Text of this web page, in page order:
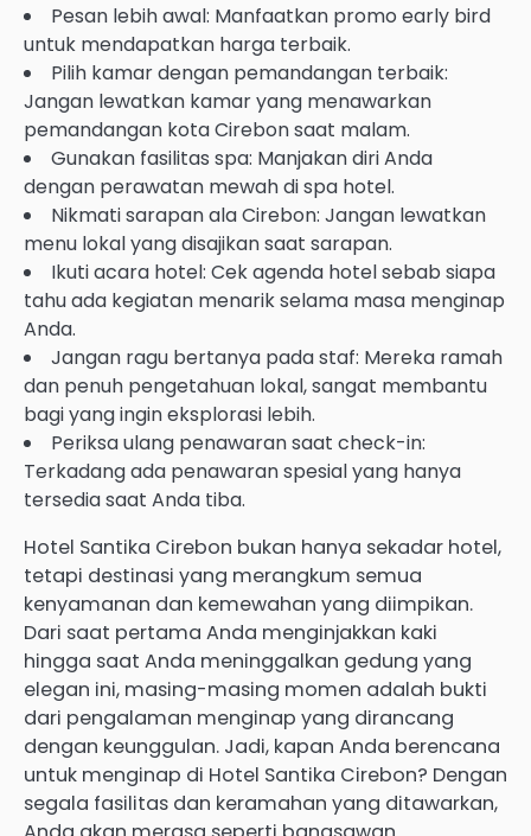
Pesan lebih awal: Manfaatkan promo early bird
untuk mendapatkan harga terbaik.
Pilih kamar dengan pemandangan terbaik:
Jangan lewatkan kamar yang menawarkan
pemandangan kota Cirebon saat malam.
Gunakan fasilitas spa: Manjakan diri Anda
dengan perawatan mewah di spa hotel.
Nikmati sarapan ala Cirebon: Jangan lewatkan
menu lokal yang disajikan saat sarapan.
Ikuti acara hotel: Cek agenda hotel sebab siapa
tahu ada kegiatan menarik selama masa menginap
Anda.
Jangan ragu bertanya pada staf: Mereka ramah
dan penuh pengetahuan lokal, sangat membantu
bagi yang ingin eksplorasi lebih.
Periksa ulang penawaran saat check-in:
Terkadang ada penawaran spesial yang hanya
tersedia saat Anda tiba.
Hotel Santika Cirebon bukan hanya sekadar hotel,
tetapi destinasi yang merangkum semua
kenyamanan dan kemewahan yang diimpikan.
Dari saat pertama Anda menginjakkan kaki
hingga saat Anda meninggalkan gedung yang
elegan ini, masing-masing momen adalah bukti
dari pengalaman menginap yang dirancang
dengan keunggulan. Jadi, kapan Anda berencana
untuk menginap di Hotel Santika Cirebon? Dengan
segala fasilitas dan keramahan yang ditawarkan,